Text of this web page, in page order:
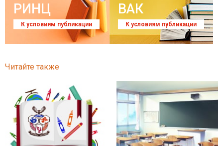
РИНЦ
К условиям публикации
ВАК
К условиям публикации
Читайте также